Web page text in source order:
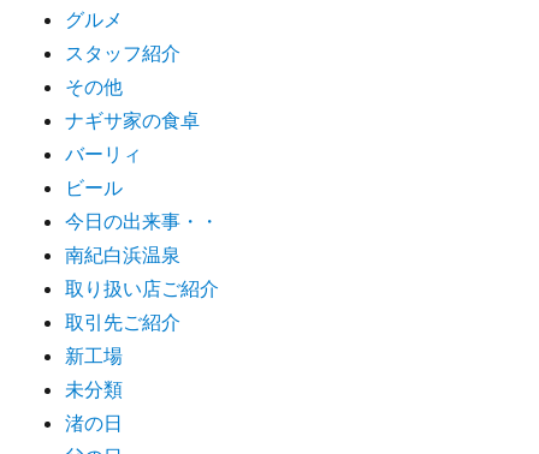
グルメ
スタッフ紹介
その他
ナギサ家の食卓
バーリィ
ビール
今日の出来事・・
南紀白浜温泉
取り扱い店ご紹介
取引先ご紹介
新工場
未分類
渚の日